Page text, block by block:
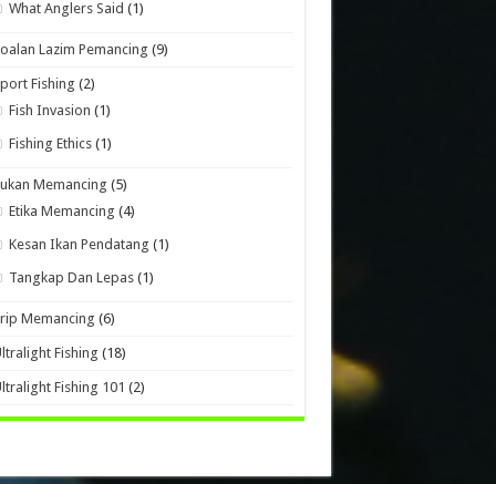
What Anglers Said (1)
Lazim Pemancing (9)
Fishing (2)
Fish Invasion (1)
Fishing Ethics (1)
Memancing (5)
Etika Memancing (4)
Kesan Ikan Pendatang (1)
Tangkap Dan Lepas (1)
Memancing (6)
Fishing (18)
Fishing 101 (2)